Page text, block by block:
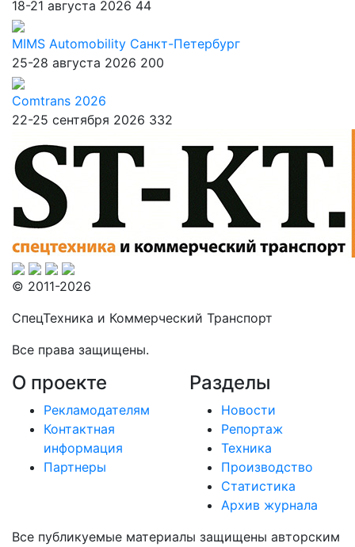
18-21 августа 2026 44
MIMS Automobility Санкт-Петербург
25-28 августа 2026 200
Comtrans 2026
22-25 сентября 2026 332
© 2011-2026
СпецТехника и Коммерческий Транспорт
Все права защищены.
О проекте
Рекламодателям
Контактная
информация
Партнеры
Разделы
Новости
Репортаж
Техника
Производство
Статистика
Архив журнала
Все публикуемые материалы защищены авторским